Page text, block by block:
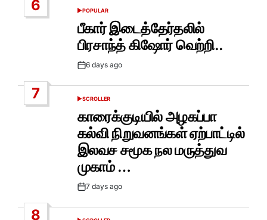
6
POSTED
IN
POPULAR
பீகார் இடைத்தேர்தலில்
பிரசாந்த் கிஷோர் வெற்றி..
Post6 days ago
7
POSTED
SCROLLER
காரைக்குடியில் அழகப்பா
கல்வி நிறுவனங்கள் ஏற்பாட்டில்
இலவச சமூக நல மருத்துவ
முகாம் …
Post7 days ago
8